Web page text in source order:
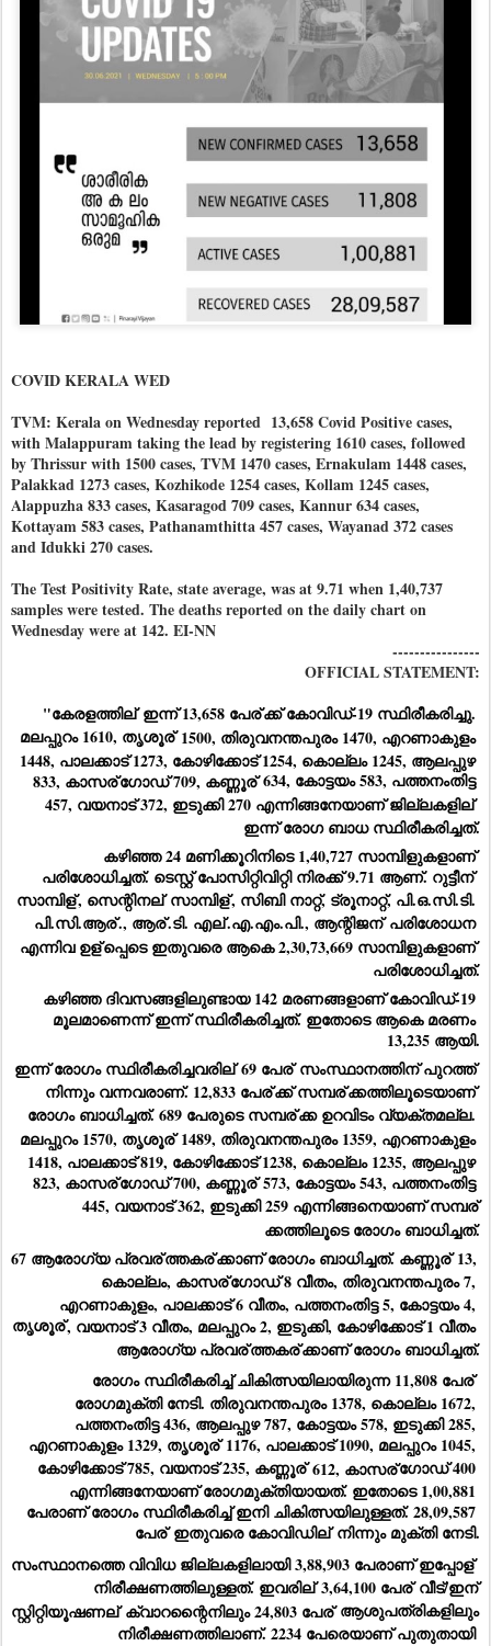
COVID KERALA WED
TVM: Kerala on Wednesday reported 13,658 Covid Positive cases,
with Malappuram taking the lead by registering 1610 cases, followed
by Thrissur with 1500 cases, TVM 1470 cases, Ernakulam 1448 cases,
Palakkad 1273 cases, Kozhikode 1254 cases, Kollam 1245 cases,
Alappuzha 833 cases, Kasaragod 709 cases, Kannur 634 cases,
Kottayam 583 cases, Pathanamthitta 457 cases, Wayanad 372 cases
and Idukki 270 cases.
The Test Positivity Rate, state average, was at 9.71 when 1,40,737
samples were tested. The deaths reported on the daily chart on
Wednesday were at 142. EI-NN
----------------
OFFICIAL STATEMENT:
"കേരളത്തില് ഇന്ന് 13,658 പേര്ക്ക് കോവിഡ്-19 സ്ഥിരീകരിച്ചു.
മലപ്പുറം 1610, തൃശൂര് 1500, തിരുവനന്തപുരം 1470, എറണാകുളം
1448, പാലക്കാട് 1273, കോഴിക്കോട് 1254, കൊല്ലം 1245, ആലപ്പുഴ
833, കാസര്ഗോഡ് 709, കണ്ണൂര് 634, കോട്ടയം 583, പത്തനംതിട്ട
457, വയനാട് 372, ഇടുക്കി 270 എന്നിങ്ങനേയാണ് ജില്ലകളില്
ഇന്ന് രോഗ ബാധ സ്ഥിരീകരിച്ചത്.
കഴിഞ്ഞ 24 മണിക്കൂറിനിടെ 1,40,727 സാമ്പിളുകളാണ്
പരിശോധിച്ചത്. ടെസ്റ്റ് പോസിറ്റിവിറ്റി നിരക്ക് 9.71 ആണ്. റുട്ടീന്
സാമ്പിള്, സെന്റിനല് സാമ്പിള്, സിബി നാറ്റ്, ട്രൂനാറ്റ്, പി.ഒ.സി.ടി.
പി.സി.ആര്., ആര്.ടി. എല്.എ.എം.പി., ആന്റിജന് പരിശോധന
എന്നിവ ഉള്പ്പെടെ ഇതുവരെ ആകെ 2,30,73,669 സാമ്പിളുകളാണ്
പരിശോധിച്ചത്.
കഴിഞ്ഞ ദിവസങ്ങളിലുണ്ടായ 142 മരണങ്ങളാണ് കോവിഡ്-19
മൂലമാണെന്ന് ഇന്ന് സ്ഥിരീകരിച്ചത്. ഇതോടെ ആകെ മരണം
13,235 ആയി.
ഇന്ന് രോഗം സ്ഥിരീകരിച്ചവരില് 69 പേര് സംസ്ഥാനത്തിന് പുറത്ത്
നിന്നും വന്നവരാണ്. 12,833 പേര്ക്ക് സമ്പര്ക്കത്തിലൂടെയാണ്
രോഗം ബാധിച്ചത്. 689 പേരുടെ സമ്പര്ക്ക ഉറവിടം വ്യക്തമല്ല.
മലപ്പുറം 1570, തൃശൂര് 1489, തിരുവനന്തപുരം 1359, എറണാകുളം
1418, പാലക്കാട് 819, കോഴിക്കോട് 1238, കൊല്ലം 1235, ആലപ്പുഴ
823, കാസര്ഗോഡ് 700, കണ്ണൂര് 573, കോട്ടയം 543, പത്തനംതിട്ട
445, വയനാട് 362, ഇടുക്കി 259 എന്നിങ്ങനെയാണ് സമ്പര്
ക്കത്തിലൂടെ രോഗം ബാധിച്ചത്.
67 ആരോഗ്യ പ്രവര്ത്തകര്ക്കാണ് രോഗം ബാധിച്ചത്. കണ്ണൂര് 13,
കൊല്ലം, കാസര്ഗോഡ് 8 വീതം, തിരുവനന്തപുരം 7,
എറണാകുളം, പാലക്കാട് 6 വീതം, പത്തനംതിട്ട 5, കോട്ടയം 4,
തൃശൂര്, വയനാട് 3 വീതം, മലപ്പുറം 2, ഇടുക്കി, കോഴിക്കോട് 1 വീതം
ആരോഗ്യ പ്രവര്ത്തകര്ക്കാണ് രോഗം ബാധിച്ചത്.
രോഗം സ്ഥിരീകരിച്ച് ചികിത്സയിലായിരുന്ന 11,808 പേര്
രോഗമുക്തി നേടി. തിരുവനന്തപുരം 1378, കൊല്ലം 1672,
പത്തനംതിട്ട 436, ആലപ്പുഴ 787, കോട്ടയം 578, ഇടുക്കി 285,
എറണാകുളം 1329, തൃശൂര് 1176, പാലക്കാട് 1090, മലപ്പുറം 1045,
കോഴിക്കോട് 785, വയനാട് 235, കണ്ണൂര് 612, കാസര്ഗോഡ് 400
എന്നിങ്ങനേയാണ് രോഗമുക്തിയായത്. ഇതോടെ 1,00,881
പേരാണ് രോഗം സ്ഥിരീകരിച്ച് ഇനി ചികിത്സയിലുള്ളത്. 28,09,587
പേര് ഇതുവരെ കോവിഡില് നിന്നും മുക്തി നേടി.
സംസ്ഥാനത്തെ വിവിധ ജില്ലകളിലായി 3,88,903 പേരാണ് ഇപ്പോള്
നിരീക്ഷണത്തിലുള്ളത്. ഇവരില് 3,64,100 പേര് വീട്/ഇന്
സ്റ്റിറ്റിയൂഷണല് ക്വാറന്റൈനിലും 24,803 പേര് ആശുപത്രികളിലും
നിരീക്ഷണത്തിലാണ്. 2234 പേരെയാണ് പുതുതായി